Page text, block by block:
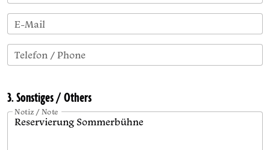
E-Mail
Telefon / Phone
3. Sonstiges / Others
Notiz / Note